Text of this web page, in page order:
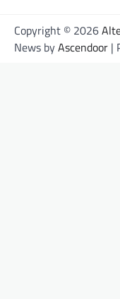
Copyright © 2026
News byAscendoor |